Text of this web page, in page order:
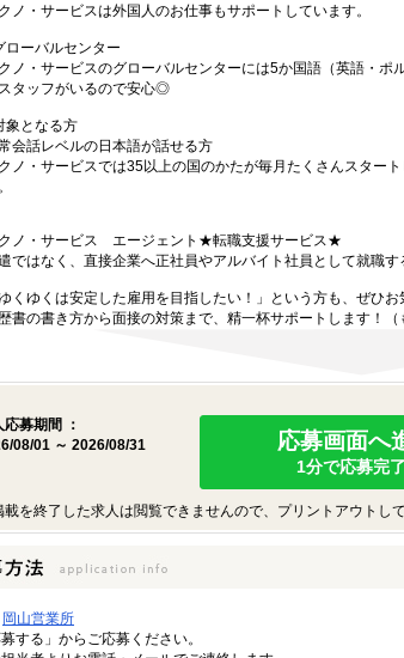
ノ・サービスは外国人のお仕事もサポートしています。
ローバルセンター
ノ・サービスのグローバルセンターには5か国語（英語・
タッフがいるので安心◎
象となる方
会話レベルの日本語が話せる方
ノ・サービスでは35以上の国のかたが毎月たくさんスター
ノ・サービス エージェント★転職支援サービス★
ではなく、直接企業へ正社員やアルバイト社員として就職
ゆくゆくは安定した雇用を目指したい！」という方も、ぜひお
書の書き方から面接の対策まで、精一杯サポートします！（
応募期間 ：
08/01 ～ 2026/08/31
応募画面へ
1分で応募完
を終了した求人は閲覧できませんので、プリントアウトし
岡山営業所
募する」からご応募ください。